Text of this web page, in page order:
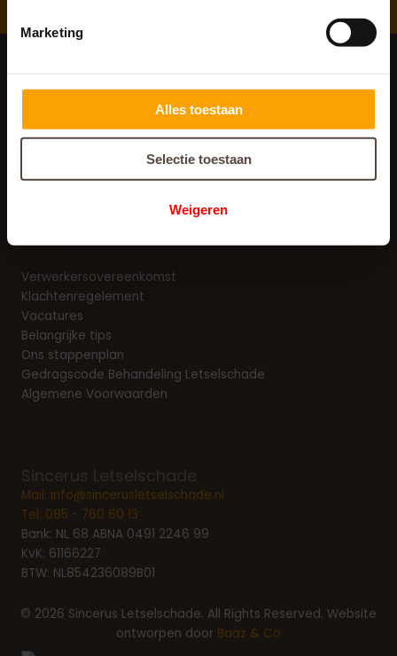
Marketing
Alles toestaan
Selectie toestaan
Weigeren
Home
Waar heeft u recht op
Verwerkersovereenkomst
Klachtenregelement
Vacatures
Belangrijke tips
Ons stappenplan
Gedragscode Behandeling Letselschade
Algemene Voorwaarden
Sincerus Letselschade
Mail: info@sincerusletselschade.nl
Tel: 085 - 760 60 13
Bank: NL 68 ABNA 0491 2246 99
KvK: 61166227
BTW: NL854236089B01
© 2026 Sincerus Letselschade. All Rights Reserved. Website
ontworpen door Baaz & Co